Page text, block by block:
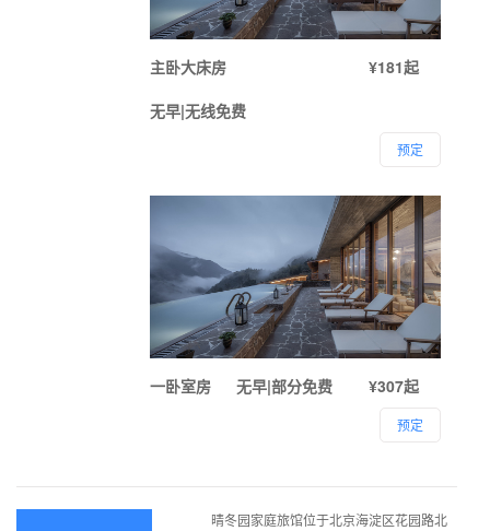
主卧大床房
¥181起
无早|无线免费
预定
一卧室房 ¥307起
无早|部分免费
预定
晴冬园家庭旅馆位于北京海淀区花园路北